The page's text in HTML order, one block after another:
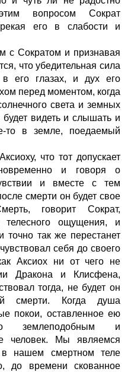
вопросом Сократ
его в слабости и
с Сократом и признавая
что убедительная сила
в его глазах, и дух его
перед моментом, когда
света и земных
будет видеть и слышать и
то в земле, поедаемый
что тот допускает
и говоря о
и вместе с тем
смерти он будет свое
говорит Сократ,
телесного ощущения, и
точно так же перестанет
себя до своего
Аксиох ни от чего не
Дракона и Клисфена,
тогда, не будет он
смерти. Когда душа
покои, оставленное ею
землеподобным и
человек. Мы являемся
нашем смертном теле
до времени скованное